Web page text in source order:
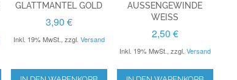
GLATTMANTEL GOLD
3,90 €
Inkl. 19% MwSt. zzgl. Versand
AUSSENGEWINDE W
EISS
2,50 €
Inkl. 19% MwSt. zzgl. Versand